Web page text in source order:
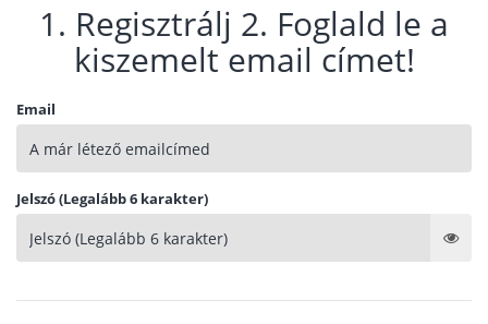
1. Regisztrálj 2. Foglald le a
kiszemelt email címet!
Email
Jelszó (Legalább 6 karakter)